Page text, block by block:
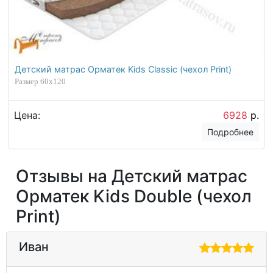
Детский матрас Орматек Kids Classic (чехол Print)
Размер 60х120
Цена: 6928 р.
Подробнее
Отзывы на Детский матрас
Орматек Kids Double (чехол
Print)
Иван